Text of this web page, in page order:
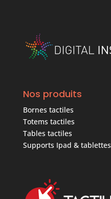
Nos produits
Bornes tactiles
Totems tactiles
Tables tactiles
Supports Ipad & tablettes